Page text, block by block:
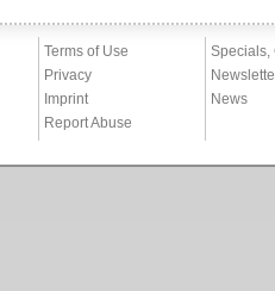
Terms of Use
Privacy
Imprint
Report Abuse
Specials,
News